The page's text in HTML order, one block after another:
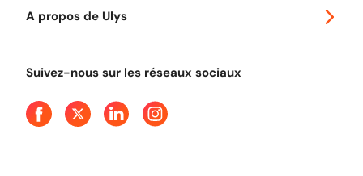
A propos de Ulys
Presse
Suivez-nous sur les réseaux sociaux